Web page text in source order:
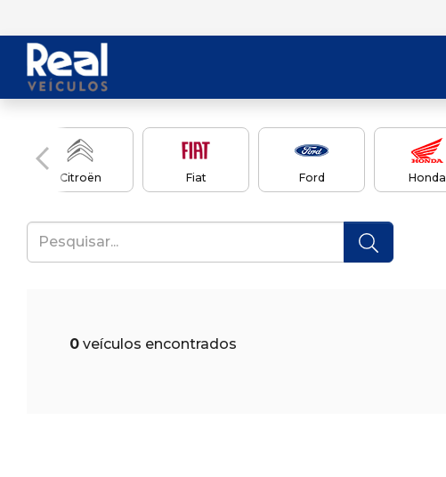
Citroën Fiat Ford Honda
0 veículos encontrados